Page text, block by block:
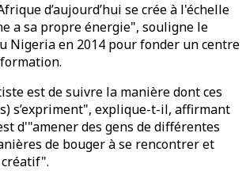
d’aujourd’hui se crée à l'échelle
a sa propre énergie", souligne le
Nigeria en 2014 pour fonder un centre
est de suivre la manière dont ces
s’expriment", explique-t-il, affirmant
d'"amener des gens de différentes
de bouger à se rencontrer et